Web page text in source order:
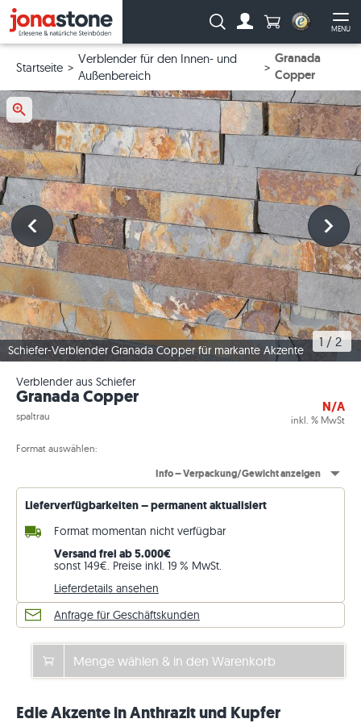
MENU
Suche: Anzahl
Startseite
Verblender für den Innen- und
Außenbereich
Granada
Copper
Schiefer-Verblender Granada Copper für markante Akzente
1 / 2
Verblender aus Schiefer
Granada Copper
spaltrau
N/A
inkl. % MwSt
Format auswählen:
Info – Verpackung/Gewicht anzeigen
Lieferverfügbarkeiten – permanent aktualisiert
Format momentan nicht verfügbar
Versand frei ab 5.000€
sonst 149€. Preise inkl. 19 % MwSt.
Lieferdetails ansehen
Anfrage für Geschäftskunden
Menge wählen & in den Warenkorb
Edle Akzente in Anthrazit und Kupfer